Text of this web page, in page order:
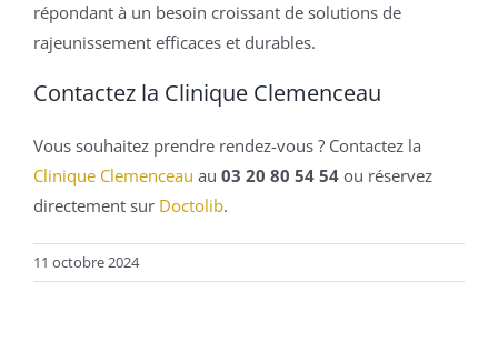
répondant à un besoin croissant de solutions de
rajeunissement efficaces et durables.
Contactez la Clinique Clemenceau
Vous souhaitez prendre rendez-vous ? Contactez la
Clinique Clemenceau au 03 20 80 54 54 ou réservez
directement sur Doctolib.
11 octobre 2024